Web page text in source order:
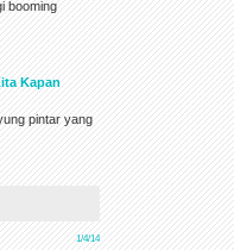
booming
Kapan
pintar yang
1/4/14